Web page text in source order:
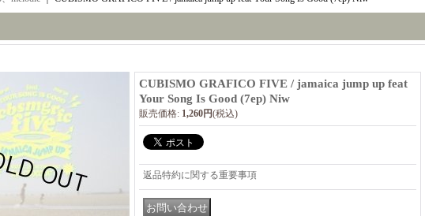
CUBISMO GRAFICO FIVE / jamaica jump up feat
Your Song Is Good (7ep) Niw
販売価格: 1,260円(税込)
返品特約に関する重要事項